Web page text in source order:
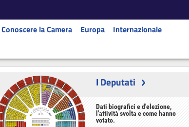
Conoscere la Camera Europa
Internazionale
I Deputati
Dati biografici e d'elezione,
l'attività svolta e come hanno
votato.